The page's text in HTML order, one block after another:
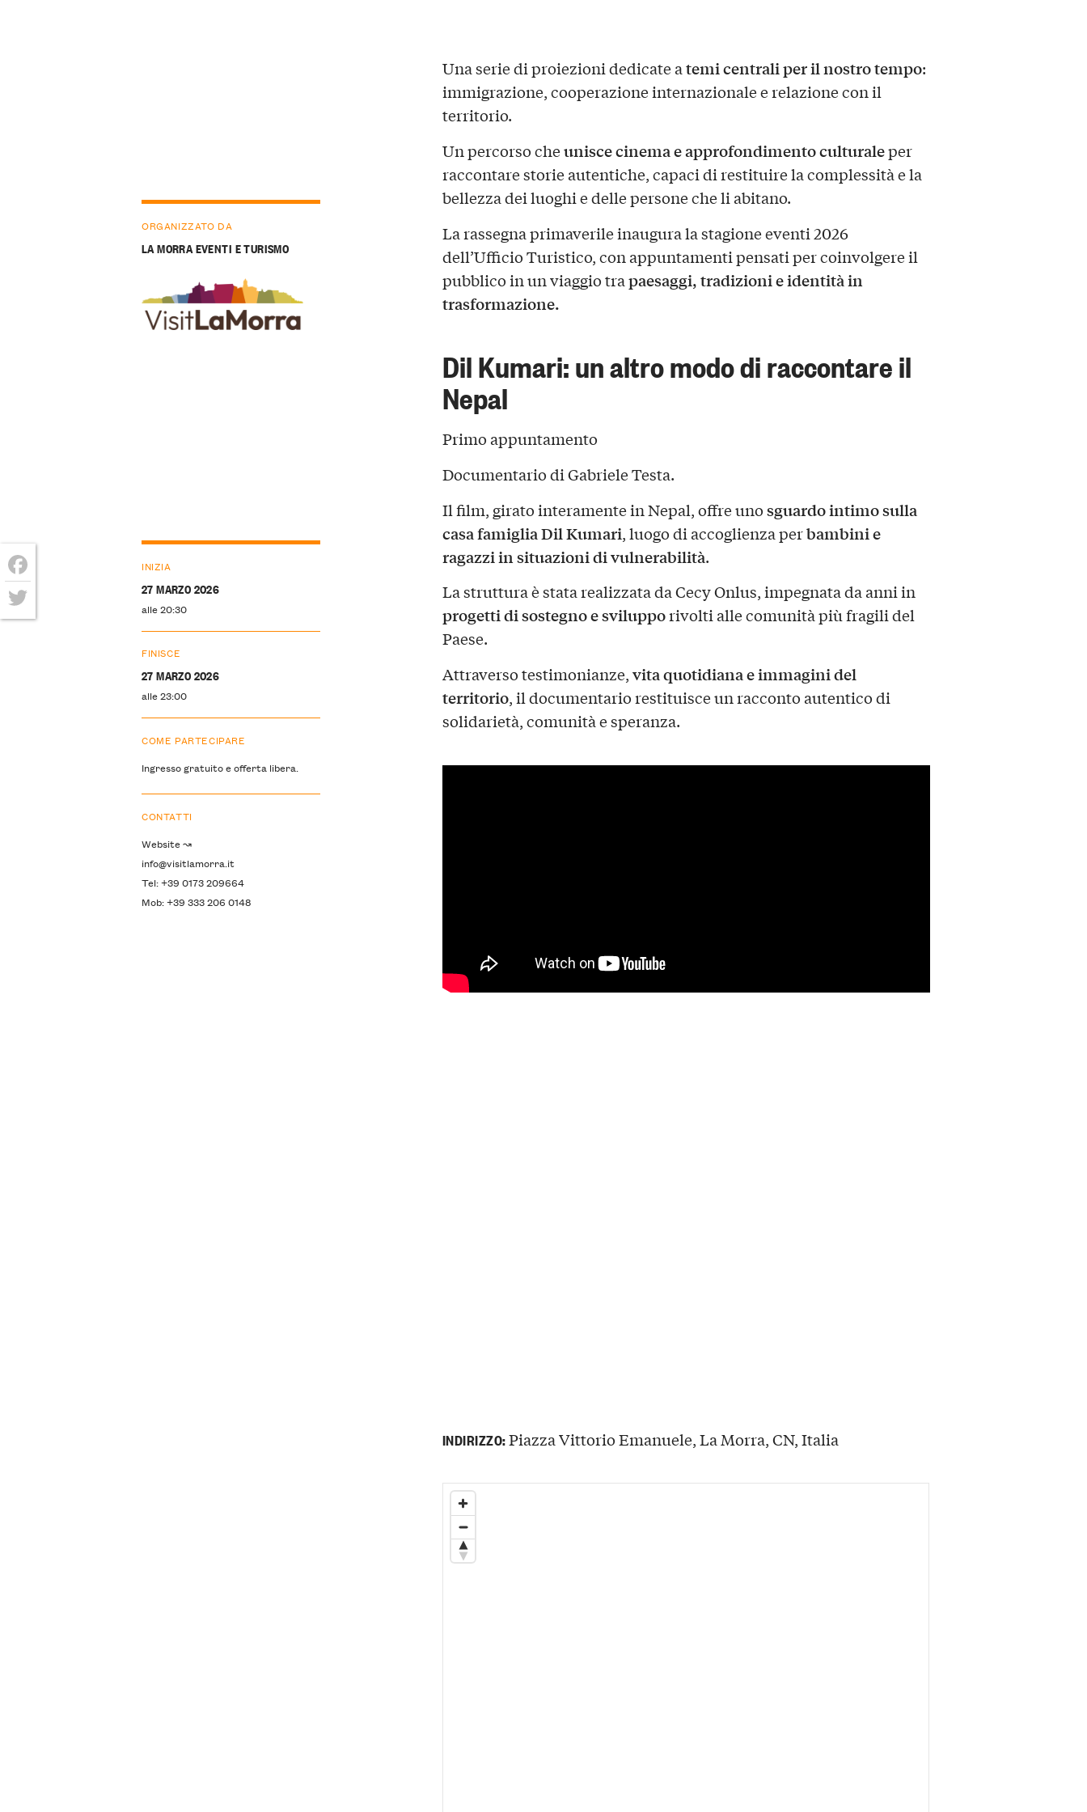
Una serie di proiezioni dedicate atemi centrali per il nostro tempo:
immigrazione, cooperazione internazionale e relazione con il
territorio.
Un percorso cheunisce cinema e approfondimento culturaleper
raccontare storie autentiche, capaci di restituire la complessità e la
bellezza dei luoghi e delle persone che li abitano.
La rassegna primaverile inaugura la stagione eventi 2026
dell’Ufficio Turistico, con appuntamenti pensati per coinvolgere il
pubblico in un viaggio trapaesaggi, tradizioni e identità in
trasformazione.
Dil Kumari: un altro modo di raccontare il
Nepal
Primo appuntamento
Documentario di Gabriele Testa.
Il film, girato interamente in Nepal, offre unosguardo intimo sulla
casa famiglia Dil Kumari, luogo di accoglienza perbambini e
ragazzi in situazioni di vulnerabilità.
La struttura è stata realizzata da Cecy Onlus, impegnata da anni in
progetti di sostegno e svilupporivolti alle comunità più fragili del
Paese.
Attraverso testimonianze,vita quotidiana e immagini del
territorio, il documentario restituisce un racconto autentico di
solidarietà, comunità e speranza.
ORGANIZZATO DA
LA MORRA EVENTI E TURISMO
INIZIA
27 MARZO 2026
alle 20:30
FINISCE
27 MARZO 2026
alle 23:00
COME PARTECIPARE
Ingresso gratuito e offerta libera.
CONTATTI
Website ↝
info@visitlamorra.it
Tel: +39 0173 209664
Mob: +39 333 206 0148
INDIRIZZO:Piazza Vittorio Emanuele, La Morra, CN, Italia
Facebook
Twitter